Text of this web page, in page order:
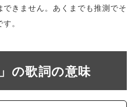
きません。あくまでも推測でそ
。
の歌詞の意味